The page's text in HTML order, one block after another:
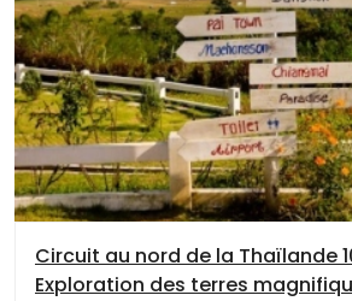
Circuit au nord de la Thaïlande
Exploration des terres